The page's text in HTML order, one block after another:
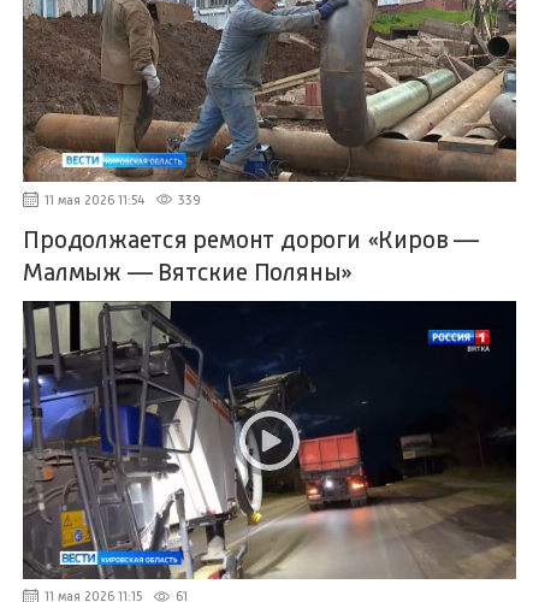
11 мая 2026 11:54 339
Продолжается ремонт дороги «Киров —
Малмыж — Вятские Поляны»
11 мая 2026 11:15 61